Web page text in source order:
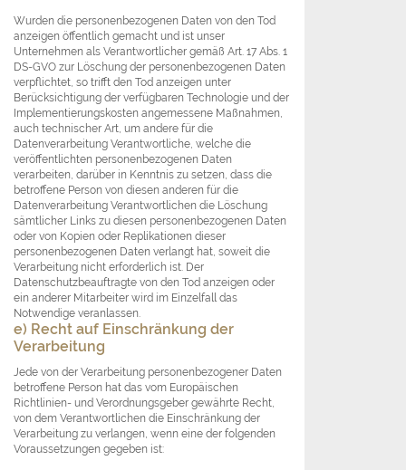
Wurden die personenbezogenen Daten von den Tod
anzeigen öffentlich gemacht und ist unser
Unternehmen als Verantwortlicher gemäß Art. 17 Abs. 1
DS-GVO zur Löschung der personenbezogenen Daten
verpflichtet, so trifft den Tod anzeigen unter
Berücksichtigung der verfügbaren Technologie und der
Implementierungskosten angemessene Maßnahmen,
auch technischer Art, um andere für die
Datenverarbeitung Verantwortliche, welche die
veröffentlichten personenbezogenen Daten
verarbeiten, darüber in Kenntnis zu setzen, dass die
betroffene Person von diesen anderen für die
Datenverarbeitung Verantwortlichen die Löschung
sämtlicher Links zu diesen personenbezogenen Daten
oder von Kopien oder Replikationen dieser
personenbezogenen Daten verlangt hat, soweit die
Verarbeitung nicht erforderlich ist. Der
Datenschutzbeauftragte von den Tod anzeigen oder
ein anderer Mitarbeiter wird im Einzelfall das
Notwendige veranlassen.
e) Recht auf Einschränkung der
Verarbeitung
Jede von der Verarbeitung personenbezogener Daten
betroffene Person hat das vom Europäischen
Richtlinien- und Verordnungsgeber gewährte Recht,
von dem Verantwortlichen die Einschränkung der
Verarbeitung zu verlangen, wenn eine der folgenden
Voraussetzungen gegeben ist: